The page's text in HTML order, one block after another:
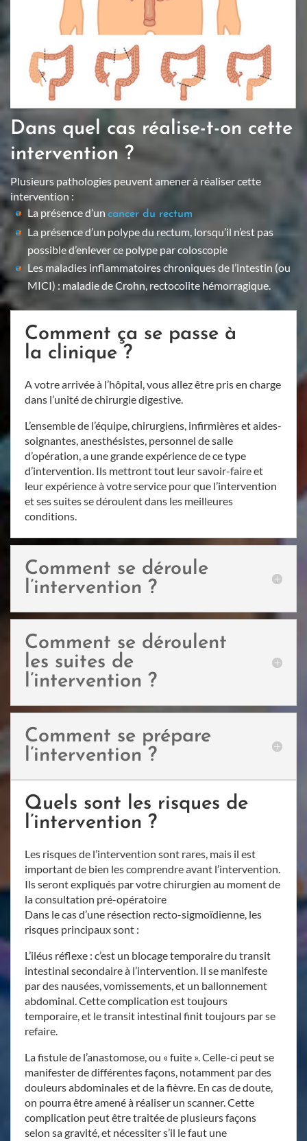
Dans quel cas réalise-t-on cette
intervention ?
Plusieurs pathologies peuvent amener à réaliser cette
intervention :
La présence d’un cancer du rectum
La présence d’un polype du rectum, lorsqu’il n’est pas
possible d’enlever ce polype par coloscopie
Les maladies inflammatoires chroniques de l’intestin (ou
MICI) : maladie de Crohn, rectocolite hémorragique.
Comment ça se passe à
la clinique ?
A votre arrivée à l’hôpital, vous allez être pris en charge
dans l’unité de chirurgie digestive.
L’ensemble de l’équipe, chirurgiens, infirmières et aides-
soignantes, anesthésistes, personnel de salle
d’opération, a une grande expérience de ce type
d’intervention. Ils mettront tout leur savoir-faire et
leur expérience à votre service pour que l’intervention
et ses suites se déroulent dans les meilleures
conditions.
Comment se déroule
l’intervention ?
Comment se déroulent
les suites de
l’intervention ?
Comment se prépare
l’intervention ?
Quels sont les risques de
l’intervention ?
Les risques de l’intervention sont rares, mais il est
important de bien les comprendre avant l’intervention.
Ils seront expliqués par votre chirurgien au moment de
la consultation pré-opératoire
Dans le cas d’une résection recto-sigmoïdienne, les
risques principaux sont :
L’iléus réflexe : c’est un blocage temporaire du transit
intestinal secondaire à l’intervention. Il se manifeste
par des nausées, vomissements, et un ballonnement
abdominal. Cette complication est toujours
temporaire, et le transit intestinal finit toujours par se
refaire.
La fistule de l’anastomose, ou « fuite ». Celle-ci peut se
manifester de différentes façons, notamment par des
douleurs abdominales et de la fièvre. En cas de doute,
on pourra être amené à réaliser un scanner. Cette
complication peut être traitée de plusieurs façons
selon sa gravité, et nécessiter s’il le faut une